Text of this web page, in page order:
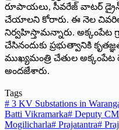
రూపాయలు, సీవరేజ్ వాటర్ డ్రైన్
చేయాలని కోరారు. ఈ నెల
నిర్వహిస్తామన్నారు. అక్కంపేట
చేసినందుకు ప్రభుత్వానికి
ముఖ్యమంత్రి చేతుల అక్కంపేట
అందజేశారు.
Tags
# 3 KV Substations in
Batti Vikramarka# Deputy
Mogilicharla# Prajatantra#